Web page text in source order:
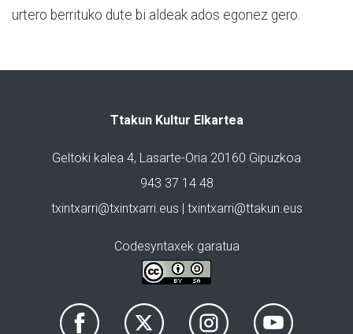
urtero berrituko dute bi aldeak ados egonez gero.
Ttakun Kultur Elkartea
Geltoki kalea 4, Lasarte-Oria 20160 Gipuzkoa
943 37 14 48
txintxarri@txintxarri.eus | txintxarri@ttakun.eus
Codesyntaxek garatua